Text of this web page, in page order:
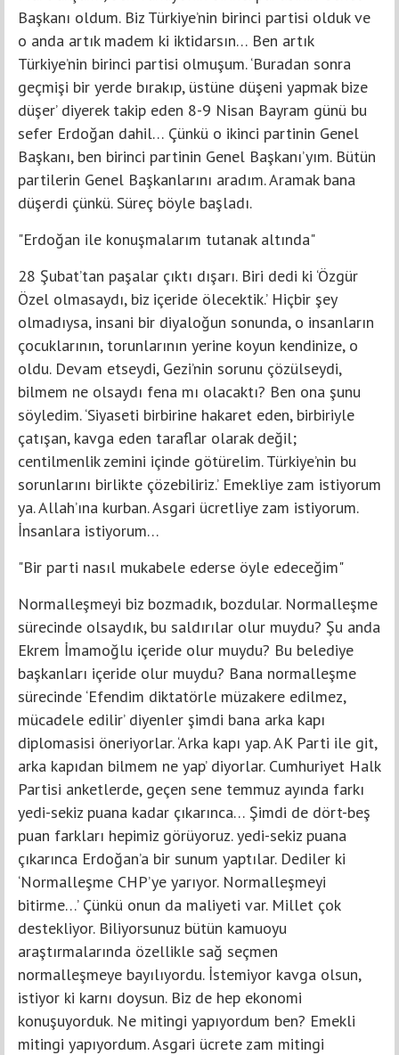
Başkanı oldum. Biz Türkiye’nin birinci partisi olduk ve
o anda artık madem ki iktidarsın… Ben artık
Türkiye’nin birinci partisi olmuşum. ‘Buradan sonra
geçmişi bir yerde bırakıp, üstüne düşeni yapmak bize
düşer’ diyerek takip eden 8-9 Nisan Bayram günü bu
sefer Erdoğan dahil… Çünkü o ikinci partinin Genel
Başkanı, ben birinci partinin Genel Başkanı’yım. Bütün
partilerin Genel Başkanlarını aradım. Aramak bana
düşerdi çünkü. Süreç böyle başladı.
"Erdoğan ile konuşmalarım tutanak altında"
28 Şubat’tan paşalar çıktı dışarı. Biri dedi ki ‘Özgür
Özel olmasaydı, biz içeride ölecektik.’ Hiçbir şey
olmadıysa, insani bir diyaloğun sonunda, o insanların
çocuklarının, torunlarının yerine koyun kendinize, o
oldu. Devam etseydi, Gezi’nin sorunu çözülseydi,
bilmem ne olsaydı fena mı olacaktı? Ben ona şunu
söyledim. ‘Siyaseti birbirine hakaret eden, birbiriyle
çatışan, kavga eden taraflar olarak değil;
centilmenlik zemini içinde götürelim. Türkiye’nin bu
sorunlarını birlikte çözebiliriz.’ Emekliye zam istiyorum
ya. Allah’ına kurban. Asgari ücretliye zam istiyorum.
İnsanlara istiyorum…
"Bir parti nasıl mukabele ederse öyle edeceğim"
Normalleşmeyi biz bozmadık, bozdular. Normalleşme
sürecinde olsaydık, bu saldırılar olur muydu? Şu anda
Ekrem İmamoğlu içeride olur muydu? Bu belediye
başkanları içeride olur muydu? Bana normalleşme
sürecinde ‘Efendim diktatörle müzakere edilmez,
mücadele edilir’ diyenler şimdi bana arka kapı
diplomasisi öneriyorlar. ‘Arka kapı yap. AK Parti ile git,
arka kapıdan bilmem ne yap’ diyorlar. Cumhuriyet Halk
Partisi anketlerde, geçen sene temmuz ayında farkı
yedi-sekiz puana kadar çıkarınca… Şimdi de dört-beş
puan farkları hepimiz görüyoruz. yedi-sekiz puana
çıkarınca Erdoğan’a bir sunum yaptılar. Dediler ki
‘Normalleşme CHP’ye yarıyor. Normalleşmeyi
bitirme…’ Çünkü onun da maliyeti var. Millet çok
destekliyor. Biliyorsunuz bütün kamuoyu
araştırmalarında özellikle sağ seçmen
normalleşmeye bayılıyordu. İstemiyor kavga olsun,
istiyor ki karnı doysun. Biz de hep ekonomi
konuşuyorduk. Ne mitingi yapıyordum ben? Emekli
mitingi yapıyordum. Asgari ücrete zam mitingi